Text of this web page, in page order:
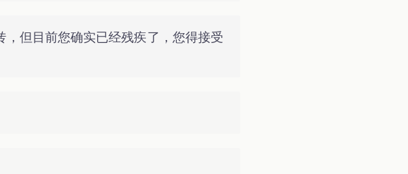
但目前您确实已经残疾了，您得接受